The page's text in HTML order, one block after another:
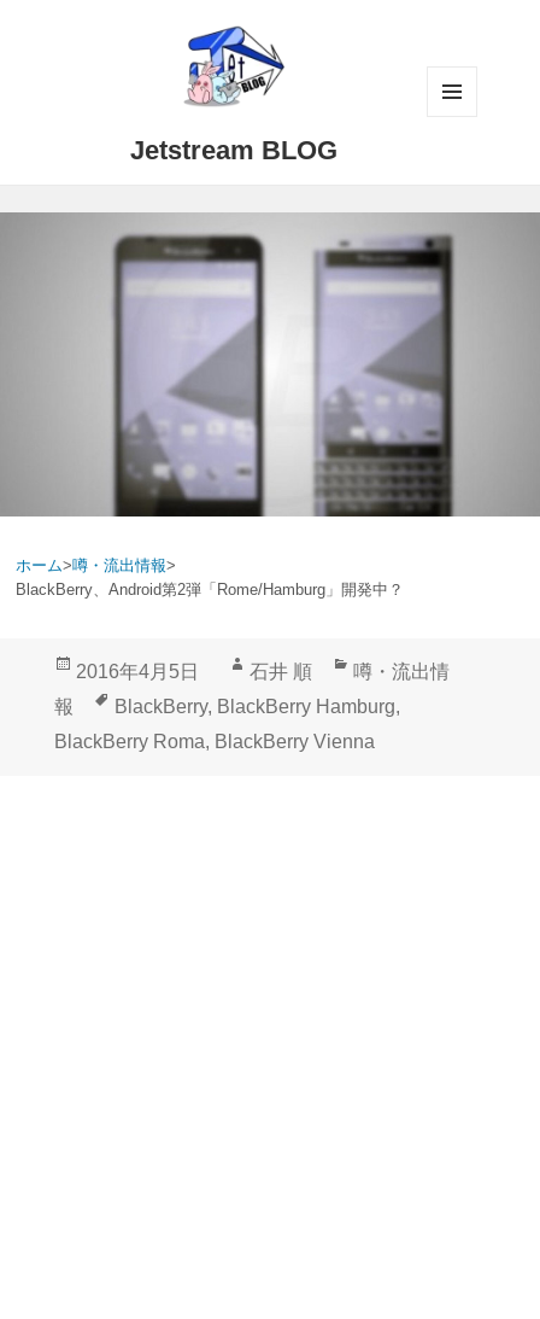
Jetstream BLOG
ホーム>噂・流出情報>
BlackBerry、Android第2弾「Rome/Hamburg」開発中？
投
日:
2016年4月5日
作
成
者
石井 順
カ
テ
ゴ
噂・流出情
報
タ
グ
BlackBerry, BlackBerry Hamburg,
BlackBerry Roma, BlackBerry Vienna